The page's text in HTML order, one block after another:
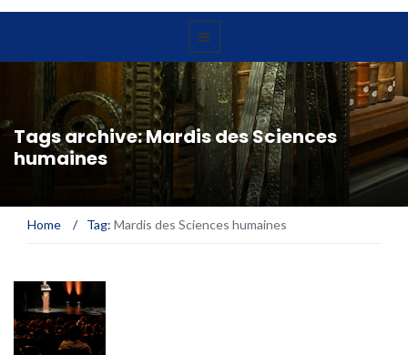
Tags archive: Mardis des Sciences
humaines
Home / Tag: Mardis des Sciences humaines